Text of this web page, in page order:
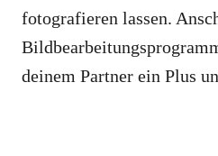
fotografieren lassen.
deinem Partner ein Plus